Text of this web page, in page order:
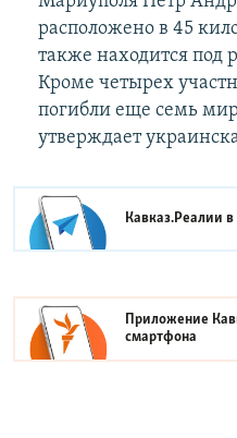
расположено в 45
также находится под
Кроме четырех
погибли еще семь
утверждает
Кавказ.Реалии в
Приложение
смартфона